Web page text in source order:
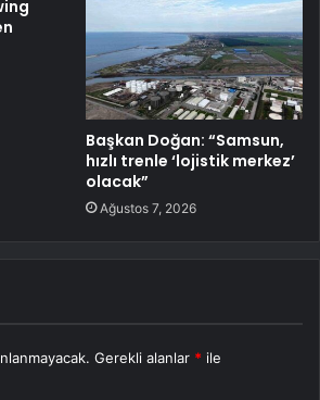
Başkan Doğan: “Samsun,
hızlı trenle ‘lojistik merkez’
olacak”
Ağustos 7, 2026
Gerekli alanlar * ile